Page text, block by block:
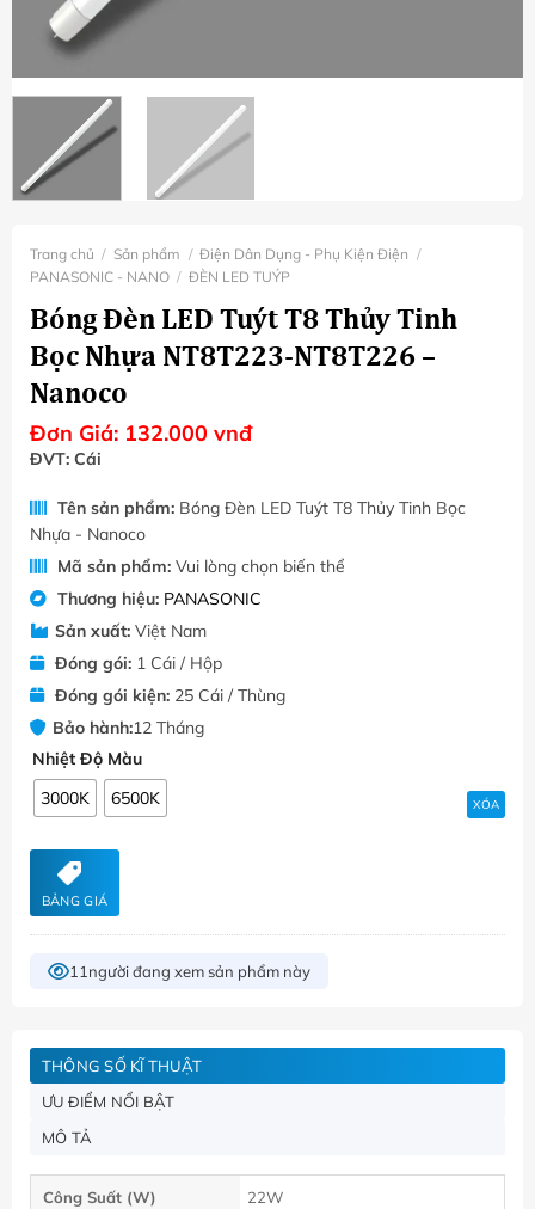
Trang chủ / Sản phẩm / Điện Dân Dụng - Phụ Kiện Điện /
PANASONIC - NANO / ĐÈN LED TUÝP
Bóng Đèn LED Tuýt T8 Thủy Tinh
Bọc Nhựa NT8T223-NT8T226 –
Nanoco
Đơn Giá: 132.000 vnđ
ĐVT: Cái
Tên sản phẩm:Bóng Đèn LED Tuýt T8 Thủy Tinh Bọc
Nhựa - Nanoco
Mã sản phẩm: Vui lòng chọn biến thể
Thương hiệu: PANASONIC
Sản xuất:Việt Nam
Đóng gói:1 Cái / Hộp
Đóng gói kiện:25 Cái / Thùng
Bảo hành:12 Tháng
Nhiệt Độ Màu
3000K
6500K XÓA
BẢNG GIÁ
11 người đang xem sản phẩm này
THÔNG SỐ KĨ THUẬT
ƯU ĐIỂM NỔI BẬT
MÔ TẢ
Công Suất (W) 22W